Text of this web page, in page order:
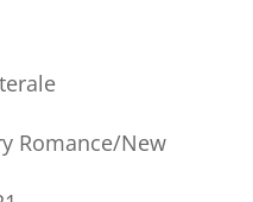
Romance/New